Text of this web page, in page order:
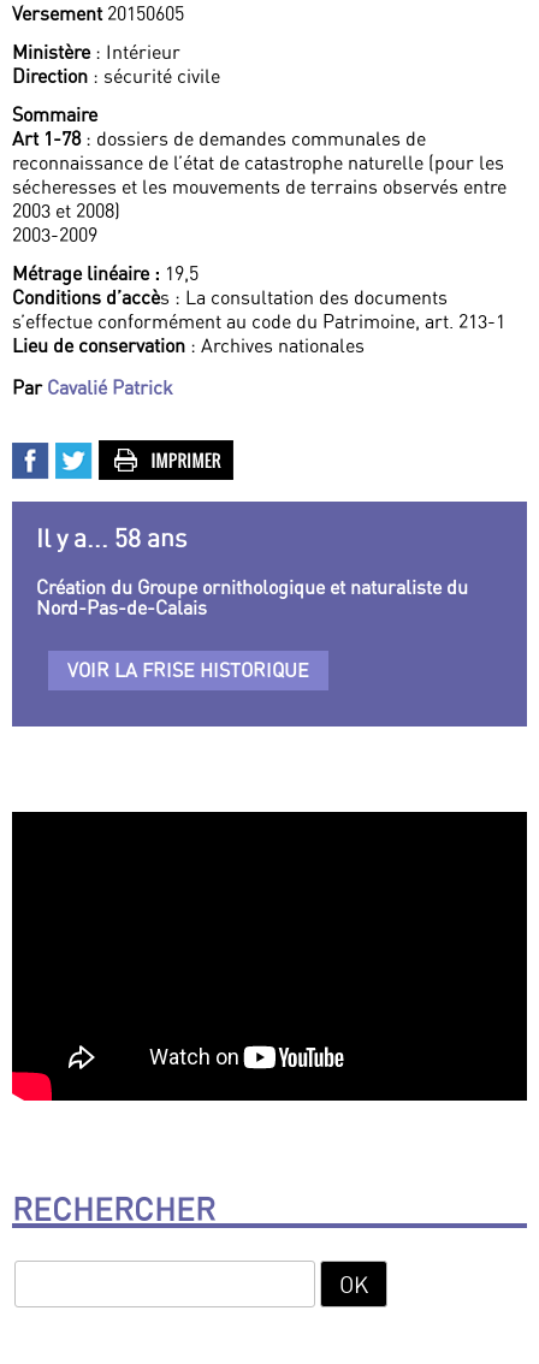
Versement20150605
Ministère: Intérieur
Direction : sécurité civile
Sommaire
Art 1-78: dossiers de demandes communales de
reconnaissance de l’état de catastrophe naturelle (pour les
sécheresses et les mouvements de terrains observés entre
2003 et 2008)
2003-2009
Métrage linéaire : 19,5
Conditions d’accès : La consultation des documents
s’effectue conformément au code du Patrimoine, art. 213-1
Lieu de conservation : Archives nationales
Par Cavalié Patrick
Il y a... 58 ans
Création du Groupe ornithologique et naturaliste du
Nord-Pas-de-Calais
VOIR LA FRISE HISTORIQUE
RECHERCHER